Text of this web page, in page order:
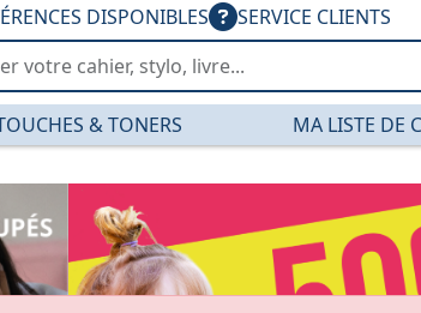
DISPONIBLES SERVICE CLIENTS
& TONERS MA LISTE DE
de